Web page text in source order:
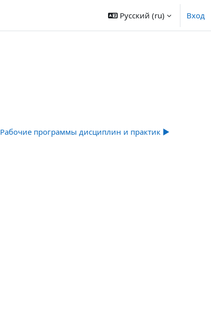
Русский ‎(ru)‎ Вход
Рабочие программы дисциплин и практик ▶︎